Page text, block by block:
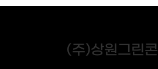
(주)상원그린콘